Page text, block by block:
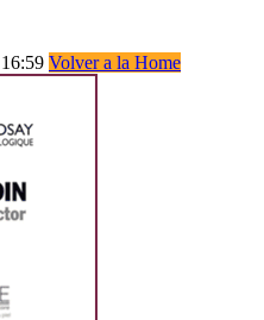
Volver a la Home